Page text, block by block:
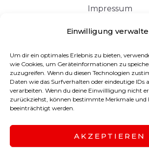
Einwilligung
Um dir ein optimales Erlebnis zu bieten,
wie Cookies, um Geräteinformationen zu
zuzugreifen. Wenn du diesen Technologien
Daten wie das Surfverhalten oder eindeutige IDs
verarbeiten. Wenn du deine Einwillligung nicht
zurückziehst, können bestimmte Merkmale und
beeinträchtigt werden.
AKZEPTIEREN
Impressum
KONTAKT
+49 172 2686953
Rosenstraße 35, 72770